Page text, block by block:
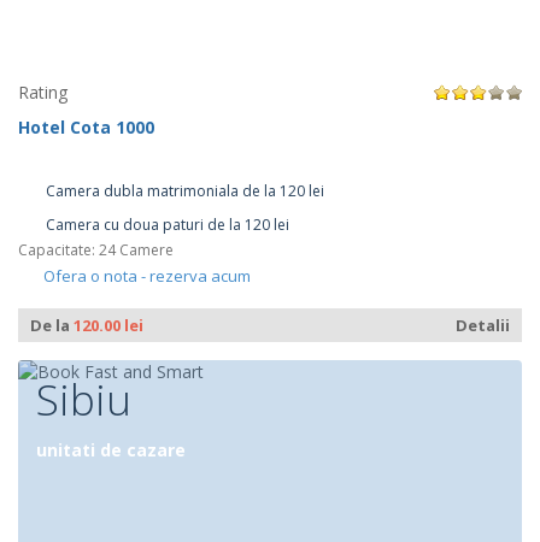
Rating
Hotel Cota 1000
Camera dubla matrimoniala de la 120 lei
Camera cu doua paturi de la 120 lei
Capacitate: 24 Camere
Ofera o nota - rezerva acum
De la 120.00 lei Detalii
Sibiu
unitati de cazare